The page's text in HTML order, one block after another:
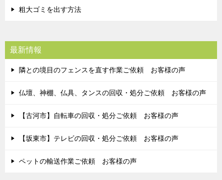
粗大ゴミを出す方法
最新情報
隣との境目のフェンスを直す作業ご依頼 お客様の声
仏壇、神棚、仏具、タンスの回収・処分ご依頼 お客様の声
【古河市】自転車の回収・処分ご依頼 お客様の声
【坂東市】テレビの回収・処分ご依頼 お客様の声
ペットの輸送作業ご依頼 お客様の声